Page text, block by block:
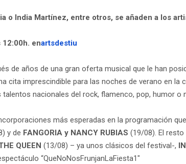
o India Martínez, entre otros, se añaden a los
12:00h. enartsdestiu
de años de una gran oferta musical que le han
cita imprescindible para las noches de verano en
nacionales del rock, flamenco, pop, humor
más esperadas en la programación
y de FANGORIA y NANCY RUBIAS (19/08). El
QUEEN (13/08) – ya unos clásicos del festival-,
“QueNoNosFrunjanLaFiesta1″